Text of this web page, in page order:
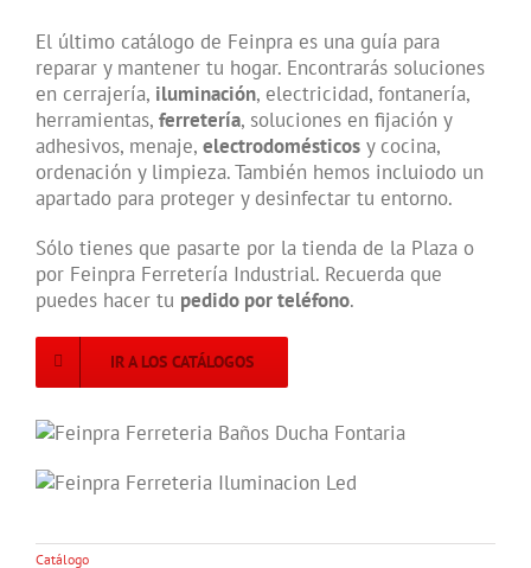
El último catálogo de Feinpra es una guía para
reparar y mantener tu hogar. Encontrarás soluciones
en cerrajería, iluminación, electricidad, fontanería,
herramientas, ferretería, soluciones en fijación y
adhesivos, menaje, electrodomésticos y cocina,
ordenación y limpieza. También hemos incluiodo un
apartado para proteger y desinfectar tu entorno.
Sólo tienes que pasarte por la tienda de la Plaza o
por Feinpra Ferretería Industrial. Recuerda que
puedes hacer tu pedido por teléfono.
IR A LOS CATÁLOGOS
Catálogo